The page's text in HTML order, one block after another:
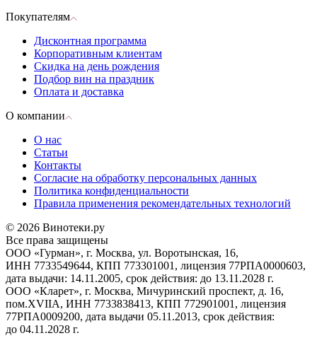
Покупателям
Дисконтная программа
Корпоративным клиентам
Скидка на день рождения
Подбор вин на праздник
Оплата и доставка
О компании
О нас
Статьи
Контакты
Согласие на обработку персональных данных
Политика конфиденциальности
Правила применения рекомендательных технологий
© 2026 Винотеки.ру
Все права защищены
ООО «Гурман», г. Москва, ул. Воротынская, 16,
ИНН 7733549644, КПП 773301001, лицензия 77РПА0000603,
дата выдачи: 14.11.2005, срок действия: до 13.11.2028 г.
ООО «Кларет», г. Москва, Мичуринский проспект, д. 16,
пом.XVIIA, ИНН 7733838413, КПП 772901001, лицензия
77РПА0009200, дата выдачи 05.11.2013, срок действия:
до 04.11.2028 г.